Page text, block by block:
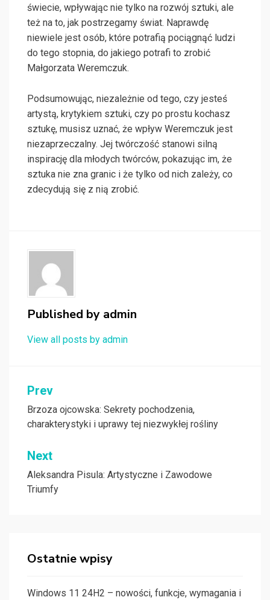
świecie, wpływając nie tylko na rozwój sztuki, ale
też na to, jak postrzegamy świat. Naprawdę
niewiele jest osób, które potrafią pociągnąć ludzi
do tego stopnia, do jakiego potrafi to zrobić
Małgorzata Weremczuk.
Podsumowując, niezależnie od tego, czy jesteś
artystą, krytykiem sztuki, czy po prostu kochasz
sztukę, musisz uznać, że wpływ Weremczuk jest
niezaprzeczalny. Jej twórczość stanowi silną
inspirację dla młodych twórców, pokazując im, że
sztuka nie zna granic i że tylko od nich zależy, co
zdecydują się z nią zrobić.
Published by admin
View all posts by admin
Nawigacja
wpisu
Prev
Brzoza ojcowska: Sekrety pochodzenia,
charakterystyki i uprawy tej niezwykłej rośliny
Next
Aleksandra Pisula: Artystyczne i Zawodowe
Triumfy
Ostatnie wpisy
Windows 11 24H2 – nowości, funkcje, wymagania i